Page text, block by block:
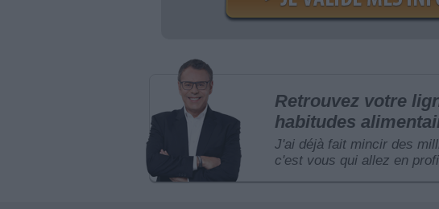
Retrouvez votre
habitudes
J'ai déjà fait mincir des
c'est vous qui allez en